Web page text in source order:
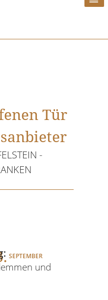
Tür
-
SEPTEMBER
und